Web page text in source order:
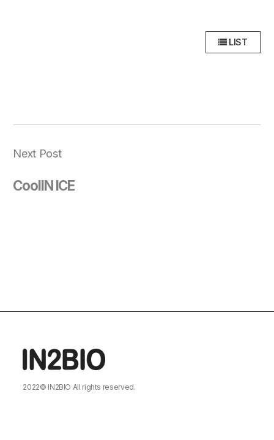
LIST
Next Post
CoolIN ICE
2022© IN2BIO All rights reserved.